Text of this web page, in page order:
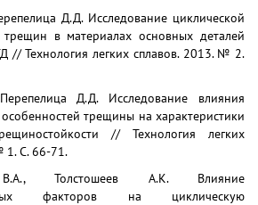
Д.Д. Исследование циклической
трещин в материалах основных деталей
// Технология легких сплавов. 2013. № 2.
Д.Д. Исследование влияния
трещины на характеристики
// Технология легких
1. С. 66-71.
В.А., Толстошеев А.К. Влияние
факторов на циклическую